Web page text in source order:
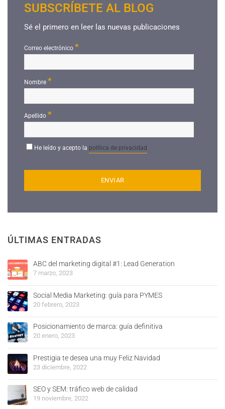
SUBSCRÍBETE AL BLOG
Sé el primero en leer las nuevas publicaciones
Correo electrónico *
Nombre*
Apellido *
He leído y acepto la política de privacidad
ÚLTIMAS ENTRADAS
ABC del marketing digital #1: Lead Generation
7 marzo, 2023
Social Media Marketing: guía para PYMES
20 febrero, 2023
Posicionamiento de marca: guía definitiva
20 enero, 2023
Prestigia te desea una muy Feliz Navidad
23 diciembre, 2022
SEO y SEM: tráfico web de calidad
19 noviembre, 2022